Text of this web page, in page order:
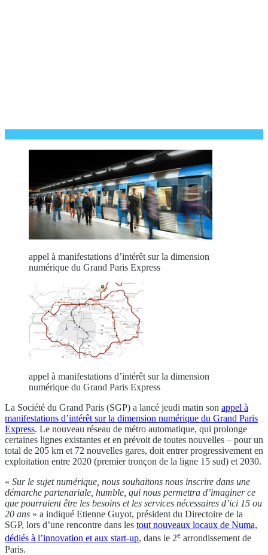
appel à manifestations d’intérêt sur la dimension
numérique du Grand Paris Express
appel à manifestations d’intérêt sur la dimension
numérique du Grand Paris Express
La Société du Grand Paris (SGP) a lancé jeudi matin son appel à
manifestations d’intérêt sur la dimension numérique du Grand Paris
Express. Le nouveau réseau de métro automatique, qui prolonge
certaines lignes existantes et en prévoit de toutes nouvelles – pour un
total de 205 km et 72 nouvelles gares, doit entrer progressivement en
exploitation entre 2020 (premier tronçon de la ligne 15 sud) et 2030.
« Sur le sujet numérique, nous souhaitons nous inscrire dans une
démarche partenariale, humble, qui nous permettra d’imaginer ce
que pourraient être les besoins et les services nécessaires d’ici 15 ou
20 ans » a indiqué Etienne Guyot, président du Directoire de la
SGP, lors d’une rencontre dans les tout nouveaux locaux de Numa,
dédiés à l’innovation et aux start-up, dans le 2e arrondissement de
Paris.